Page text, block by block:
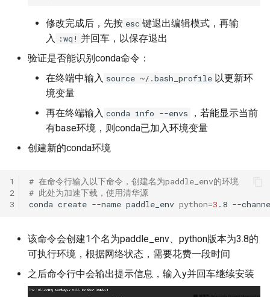
修改完成后，先按 esc 键退出编辑模式，再输
入 :wq! 并回车，以保存退出
验证是否能识别conda命令：
在终端中输入 source ~/.bash_profile 以更新环
境变量
再在终端输入 conda info --envs
，若能显示当前
有base环境，则conda已加入环境变量
创建新的conda环境
1
2
3
# 在命令行输入以下命令，创建名为paddle_env的环境
# 此处为加速下载，使用清华源
conda create --name paddle_env python=3 .8 --
该命令会创建1个名为paddle_env、python版本为3.8的
可执行环境，根据网络状态，需要花费一段时间
之后命令行中会输出提示信息，输入y并回车继续安装